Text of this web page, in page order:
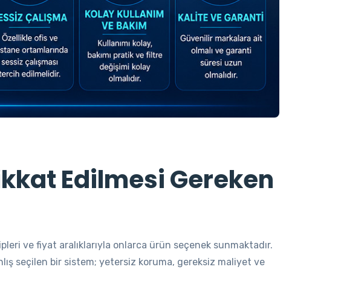
Edilmesi Gereken
ve fiyat aralıklarıyla onlarca ürün seçenek sunmaktadır.
seçilen bir sistem; yetersiz koruma, gereksiz maliyet ve